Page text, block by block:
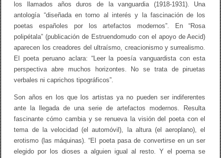
los llamados años duros de la vanguardia (1918-1931). Una
antología “diseñada en torno al interés y la fascinación de los
poetas españoles por los artefactos modernos”. En “Rosa
polipétala” (publicación de Estruendomudo con el apoyo de Aecid)
aparecen los creadores del ultraísmo, creacionismo y surrealismo.
El poeta peruano aclara: “Leer la poesía vanguardista con esta
perspectiva abre muchos horizontes. No se trata de piruetas
verbales ni caprichos tipográficos”.
Son años en los que los artistas ya no pueden ser indiferentes
ante la llegada de una serie de artefactos modernos. Resulta
fascinante cómo cambia y se renueva la visión del poeta con el
tema de la velocidad (el automóvil), la altura (el aeroplano), el
erotismo (las máquinas). “El poeta pasa de convertirse en un ser
elegido por los dioses a alguien igual al resto. Y el poema se